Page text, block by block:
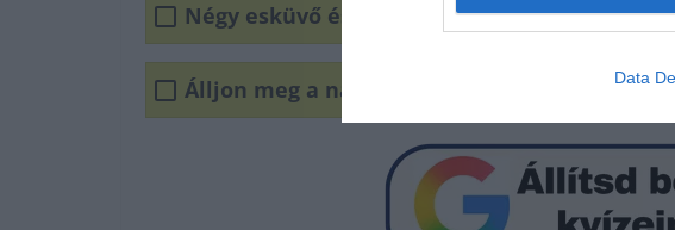
Data
Négy esküvő és egy temetés
Álljon meg a nászmenet!